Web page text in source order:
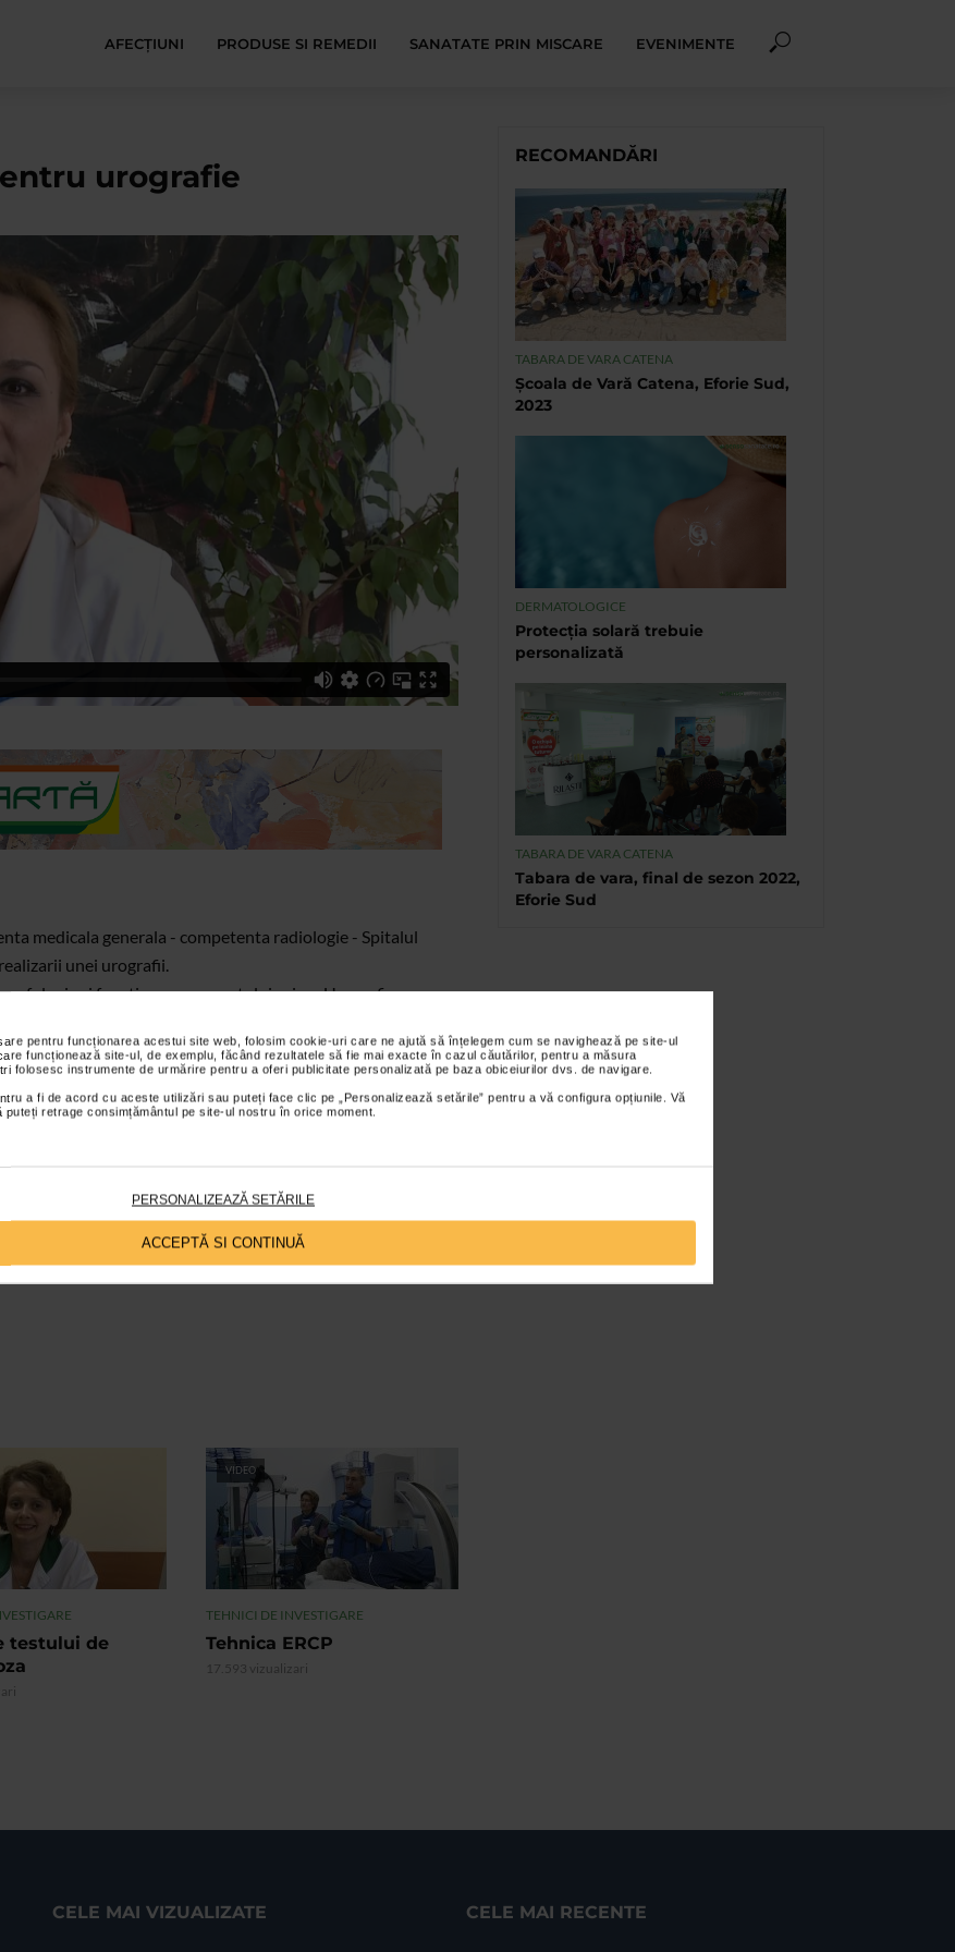
pentru funcționarea acestui site web, folosim cookie-uri care ne ajută să înțelegem cum se navighează pe site-ul
funcționează site-ul, de exemplu, făcând rezultatele să fie mai exacte în cazul căutărilor, pentru a măsura
folosesc instrumente de urmărire pentru a oferi publicitate personalizată pe baza obiceiurilor dvs. de navigare.
a fi de acord cu aceste utilizări sau puteți face clic pe „Personalizează setările” pentru a vă configura opțiunile. Vă
retrage consimțământul pe site-ul nostru în orice moment.
PERSONALIZEAZĂ SETĂRILE
ACCEPTĂ SI CONTINUĂ
AFECŢIUNI PRODUSE SI REMEDII SANATATE PRIN MISCARE EVENIMENTE
urografie
medicala generala - competenta radiologie - Spitalul
unei urografii.
si functionarea aparatului urinar.Urografia
opacifierea acestora cu un produs de contrast iodat,
testului de
VIDEO
TEHNICI DE INVESTIGARE
Tehnica ERCP
17.593 vizualizari
RECOMANDĂRI
TABARA DE VARA CATENA
Școala de Vară Catena, Eforie Sud,
2023
DERMATOLOGICE
Protecția solară trebuie
personalizată
TABARA DE VARA CATENA
Tabara de vara, final de sezon 2022,
Eforie Sud
CELE MAI VIZUALIZATE CELE MAI RECENTE